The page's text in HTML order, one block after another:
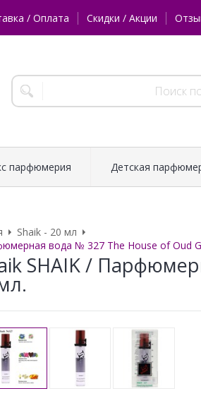
/ Оплата Скидки / Акции
парфюмерия Детская
Shaik - 20 мл
вода № 327 The House of Oud
SHAIK /